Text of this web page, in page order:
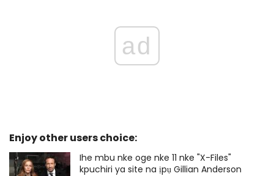
ad
Enjoy other users choice:
Ihe mbu nke oge nke 11 nke "X-Files"
kpuchiri ya site na ịpụ Gillian Anderson